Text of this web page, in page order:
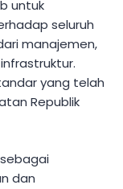
untuk
seluruh
manajemen,
yang telah
Republik
dan